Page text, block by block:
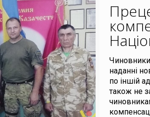
наданні
по іншій
також не